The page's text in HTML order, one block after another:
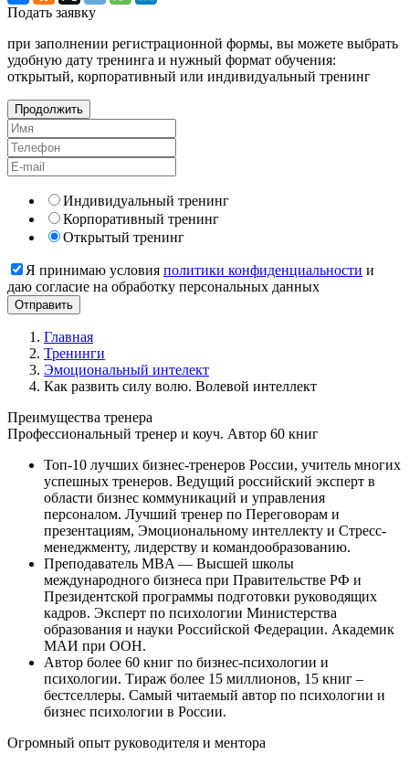
Подать заявку
при заполнении регистрационной формы, вы можете выбрать
удобную дату тренинга и нужный формат обучения:
открытый, корпоративный или индивидуальный тренинг
Продолжить
Индивидуальный тренинг
Корпоративный тренинг
Открытый тренинг
Я принимаю условия политики конфиденциальности и
даю согласие на обработку персональных данных
Главная
Тренинги
Эмоциональный интелект
Как развить силу волю. Волевой интеллект
Преимущества тренера
Профессиональный тренер и коуч. Автор 60 книг
Топ-10 лучших бизнес-тренеров России, учитель многих
успешных тренеров. Ведущий российский эксперт в
области бизнес коммуникаций и управления
персоналом. Лучший тренер по Переговорам и
презентациям, Эмоциональному интеллекту и Стресс-
менеджменту, лидерству и командообразованию.
Преподаватель MBA — Высшей школы
международного бизнеса при Правительстве РФ и
Президентской программы подготовки руководящих
кадров. Эксперт по психологии Министерства
образования и науки Российской Федерации. Академик
МАИ при ООН.
Автор более 60 книг по бизнес-психологии и
психологии. Тираж более 15 миллионов, 15 книг –
бестселлеры. Самый читаемый автор по психологии и
бизнес психологии в России.
Огромный опыт руководителя и ментора